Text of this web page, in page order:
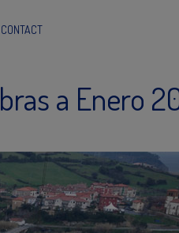
CONTACT
a Enero